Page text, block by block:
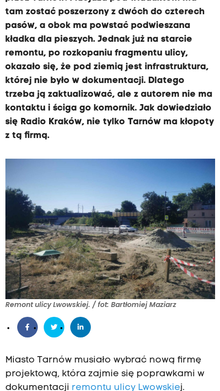
tam zostać poszerzony z dwóch do czterech
pasów, a obok ma powstać podwieszana
kładka dla pieszych. Jednak już na starcie
remontu, po rozkopaniu fragmentu ulicy,
okazało się, że pod ziemią jest infrastruktura,
której nie było w dokumentacji. Dlatego
trzeba ją zaktualizować, ale z autorem nie ma
kontaktu i ściga go komornik. Jak dowiedziało
się Radio Kraków, nie tylko Tarnów ma kłopoty
z tą firmą.
Remont ulicy Lwowskiej. / fot: Bartłomiej Maziarz
Miasto Tarnów musiało wybrać nową firmę
projektową, która zajmie się poprawkami w
dokumentacji remontu ulicy Lwowskiej.